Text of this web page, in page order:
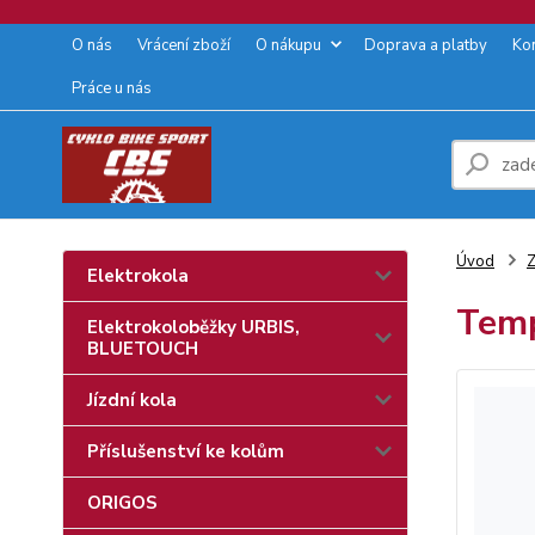
O nás Vrácení zboží O nákupu Doprava a platby
Práce u nás
Elektrokola
Elektrokoloběžky URBIS,
BLUETOUCH
Jízdní kola
Příslušenství ke kolům
ORIGOS
Úvod